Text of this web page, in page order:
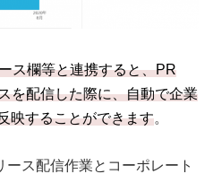
ス欄等と連携すると、PR
を配信した際に、自動で企業
映することができます。
ス配信作業とコーポレート